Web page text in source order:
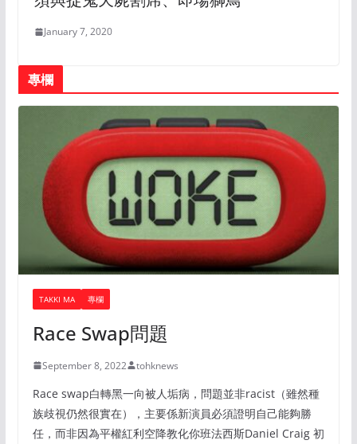
January 7, 2020
專欄
TAKKI MA 專欄
Race Swap問題
September 8, 2022 tohknews
Race swap白轉黑一向被人垢病，問題並非racist（雖然種
族歧視仍然很實在），主要係新演員必須證明自己能夠勝
任，而非因為平權紅利空降教化你班法西斯Daniel Craig 初